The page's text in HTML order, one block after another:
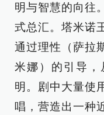
明与智慧的向往
式总汇。塔米诺
通过理性（萨拉
米娜）的引导
明。剧中大量使
唱，营造出一种